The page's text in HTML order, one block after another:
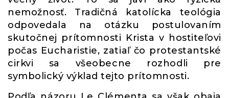
nemožnosť. Tradičná katolícka teológia
odpovedala na otázku postulovaním
skutočnej prítomnosti Krista v hostiteľovi
počas Eucharistie, zatiaľ čo protestantské
cirkvi sa všeobecne rozhodli pre
symbolický výklad tejto prítomnosti.